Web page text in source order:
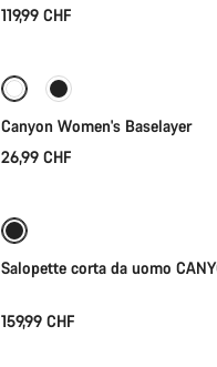
119,99 CHF
Canyon Women's Baselayer
26,99 CHF
Salopette corta da uomo
159,99 CHF